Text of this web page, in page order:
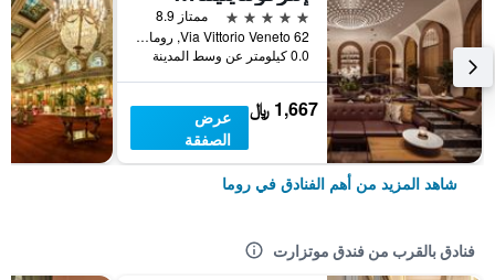
5 نجوم
ممتاز 8.9
Via Vittorio Veneto 62, روما, إيطاليا
0.0 كيلومتر عن وسط المدينة
1,667 ﷼
عرض
الصفقة
شاهد المزيد من أهم الفنادق في روما
فنادق بالقرب من فندق موتزارت